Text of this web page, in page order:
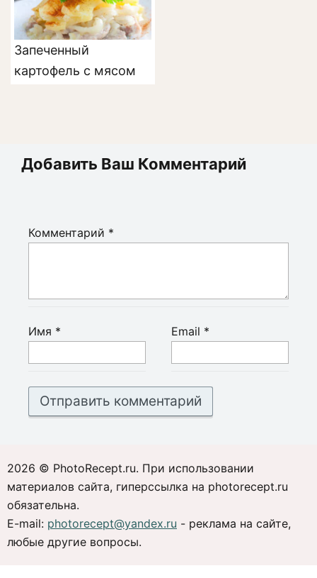
Запеченный
картофель с мясом
Добавить Ваш Комментарий
Комментарий *
Имя * Email *
2026 © PhotoRecept.ru. При использовании
материалов сайта, гиперссылка на photorecept.ru
обязательна.
E-mail: photorecept@yandex.ru - реклама на сайте,
любые другие вопросы.